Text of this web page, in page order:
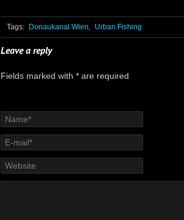
Tags: Donaukanal Wien, Urban Fishing
Leave a reply
Fields marked with * are required